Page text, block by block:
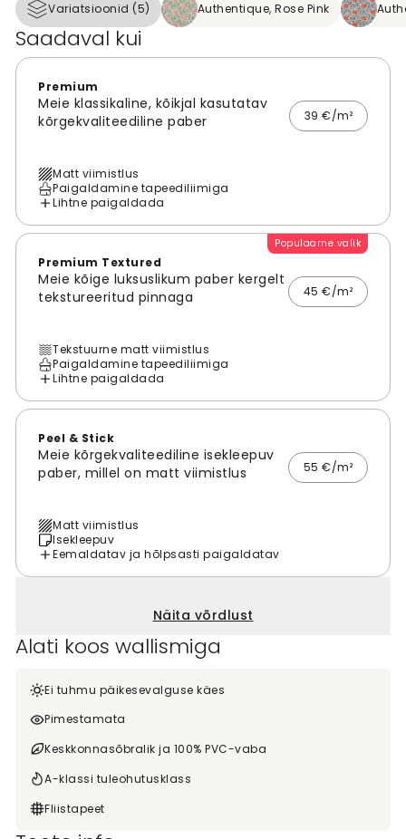
Variatsioonid (5) Authentique, Rose Pink
Saadaval kui
Premium
Meie klassikaline, kõikjal kasutatav
kõrgekvaliteediline paber
39 €/m²
Matt viimistlus
Paigaldamine tapeediliimiga
Lihtne paigaldada
Populaarne valik
Premium Textured
Meie kõige luksuslikum paber kergelt
tekstureeritud pinnaga
45 €/m²
Tekstuurne matt viimistlus
Paigaldamine tapeediliimiga
Lihtne paigaldada
Peel & Stick
Meie kõrgekvaliteediline isekleepuv
paber, millel on matt viimistlus
55 €/m²
Matt viimistlus
Isekleepuv
Eemaldatav ja hõlpsasti paigaldatav
Näita võrdlust
Alati koos wallismiga
Ei tuhmu päikesevalguse käes
Pimestamata
Keskkonnasõbralik ja 100% PVC-vaba
A-klassi tuleohutusklass
Fliistapeet